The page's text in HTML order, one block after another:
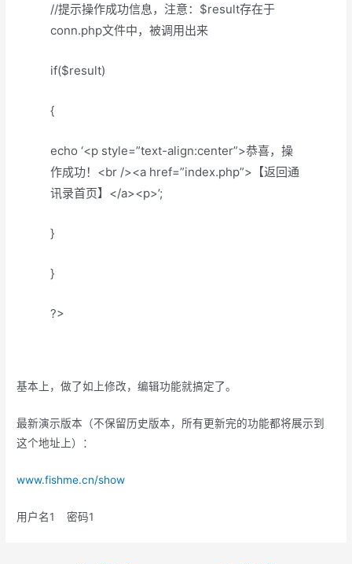
//提示操作成功信息，注意：$result存在于
conn.php文件中，被调用出来
if($result)
{
echo ‘<p style=”text-align:center”>恭喜，操
作成功！<br /><a href=”index.php”>【返回通
讯录首页】</a><p>’;
}
}
?>
基本上，做了如上修改，编辑功能就搞定了。
最新演示版本（不保留历史版本，所有更新完的功能都将展示到
这个地址上）：
www.fishme.cn/show
用户名1 密码1